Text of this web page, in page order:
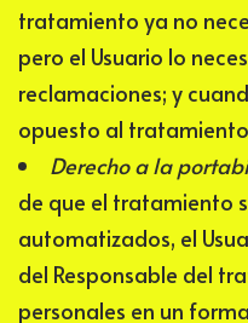
tratamiento ya no
pero el Usuario lo
reclamaciones; y
opuesto al
Derecho a la
de que el tratamiento
automatizados, el
del Responsable del
personales en un